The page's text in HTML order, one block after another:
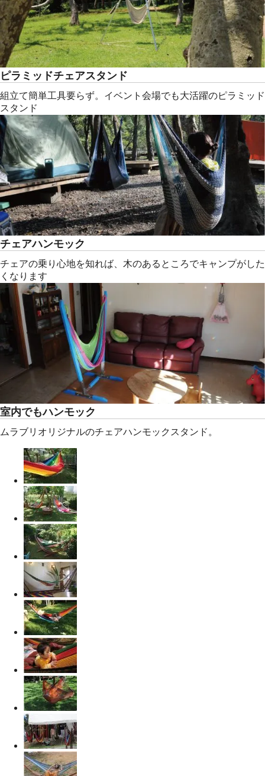
ピラミッドチェアスタンド
組立て簡単工具要らず。イベント会場でも大活躍のピラミッド
スタンド
チェアハンモック
チェアの乗り心地を知れば、木のあるところでキャンプがした
くなります
室内でもハンモック
ムラブリオリジナルのチェアハンモックスタンド。